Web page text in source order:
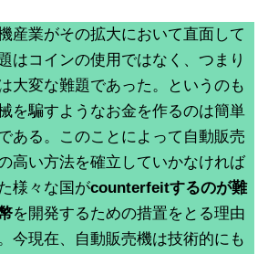
産業がその拡大において直面して
はコインの使用ではなく、つまり
大変な難題であった。というのも
を騙すようなお金を作るのは簡単
ある。このことによって自動販売
高い方法を確立していかなければ
様々な国がcounterfeitするのが難
を開発するための措置をとる理由
今現在、自動販売機は技術的にも